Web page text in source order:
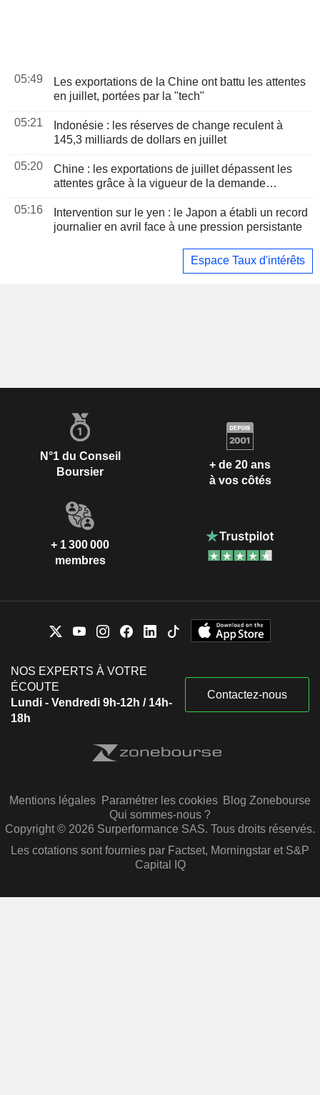
05:49
Les exportations de la Chine ont battu les attentes
en juillet, portées par la "tech"
05:21
Indonésie : les réserves de change reculent à
145,3 milliards de dollars en juillet
05:20
Chine : les exportations de juillet dépassent les
attentes grâce à la vigueur de la demande
05:16
Intervention sur le yen : le Japon a établi un record
journalier en avril face à une pression persistante
Espace Taux d'intérêts
N°1 du Conseil
Boursier
+ de 20 ans
à vos côtés
+ 1 300 000
membres
NOS EXPERTS À VOTRE
ÉCOUTE
Lundi - Vendredi 9h-12h / 14h-
18h
Contactez-nous
Mentions légales Paramétrer les cookies Blog Zonebourse
Qui sommes-nous ?
Copyright © 2026 Surperformance SAS. Tous droits réservés.
Les cotations sont fournies par Factset, Morningstar et S&P
Capital IQ